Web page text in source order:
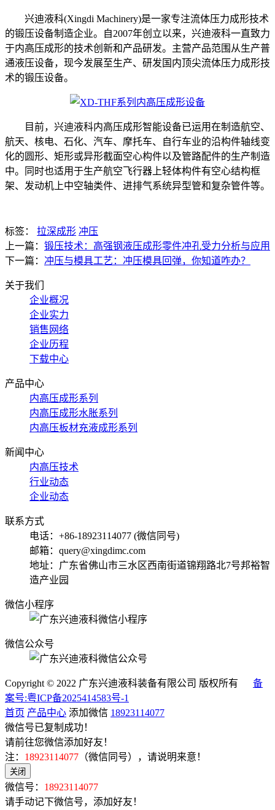
兴迪液科(Xingdi Machinery)是一家专注流体压力成形技术
的锻压设备制造企业。自2007年创立以来，兴迪液科一直致力
于内高压成形的技术创新和产品研发。主营产品范围从生产普
通液压设备，现今发展至生产、研发国内顶尖流体压力成形技
术的锻压设备。
目前，兴迪液科内高压成形智能设备已运用在制造航空、
航天、核电、石化、汽车、摩托车、自行车业的沿构件轴线变
化的圆形、矩形或异形截面空心构件以及管路配件的生产制造
中。同时也适用于生产航空飞行器上轻体构件有空心结构框
架、发动机上中空轴类件、进排气系统异型管和复杂管件等。
标签： 拉深成形 冲压
上一篇： 锻压技术：高强钢液压成形零件冲孔受力分析与应用
下一篇： 冲压与模具工艺：冲压模具回弹，你知道咋办？
关于我们
企业概况
企业实力
销售网络
企业历程
下载中心
产品中心
内高压成形系列
内高压成形水胀系列
内高压板材充液成形系列
新闻中心
内高压技术
行业动态
企业动态
联系方式
电话：+86-18923114077 (微信同号)
邮箱：query@xingdimc.com
地址：广东省佛山市三水区西南街道锦翔路北7号邦裕智
造产业园
微信小程序
微信公众号
Copyright © 2022 广东兴迪液科装备有限公司 版权所有 备
案号:粤ICP备2025414583号-1
首页 产品中心 添加微信 18923114077
微信号已复制成功！
请前往您微信添加好友！
注： 18923114077 （微信同号），请说明来意！
关闭
微信号： 18923114077
请手动记下微信号，添加好友！